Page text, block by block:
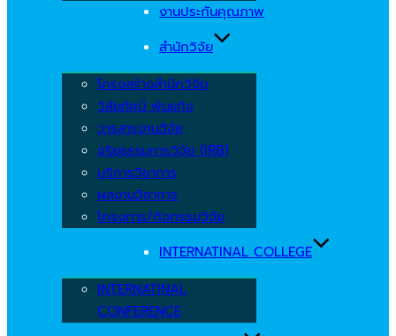
งานประกันคุณภาพ
สำนักวิจัย
โครงสร้างสำนักวิจัย
วิสัยทัศน์ พันธกิจ
วารสารงานวิจัย
จริยธรรมการวิจัย (IRB)
บริการวิชาการ
ผลงานวิชาการ
โครงการ/กิจกรรมวิจัย
INTERNATINAL COLLEGE
INTERNATINAL
CONFERENCE